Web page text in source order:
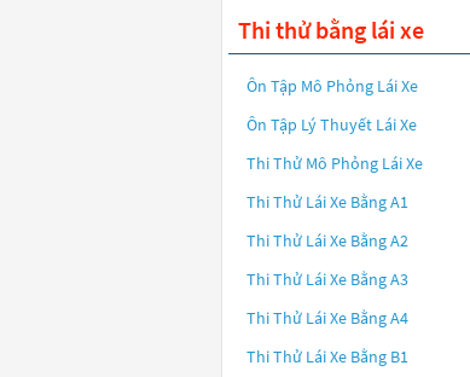
Thi thử bằng lái xe
Ôn Tập Mô Phỏng Lái Xe
Ôn Tập Lý Thuyết Lái Xe
Thi Thử Mô Phỏng Lái Xe
Thi Thử Lái Xe Bằng A1
Thi Thử Lái Xe Bằng A2
Thi Thử Lái Xe Bằng A3
Thi Thử Lái Xe Bằng A4
Thi Thử Lái Xe Bằng B1